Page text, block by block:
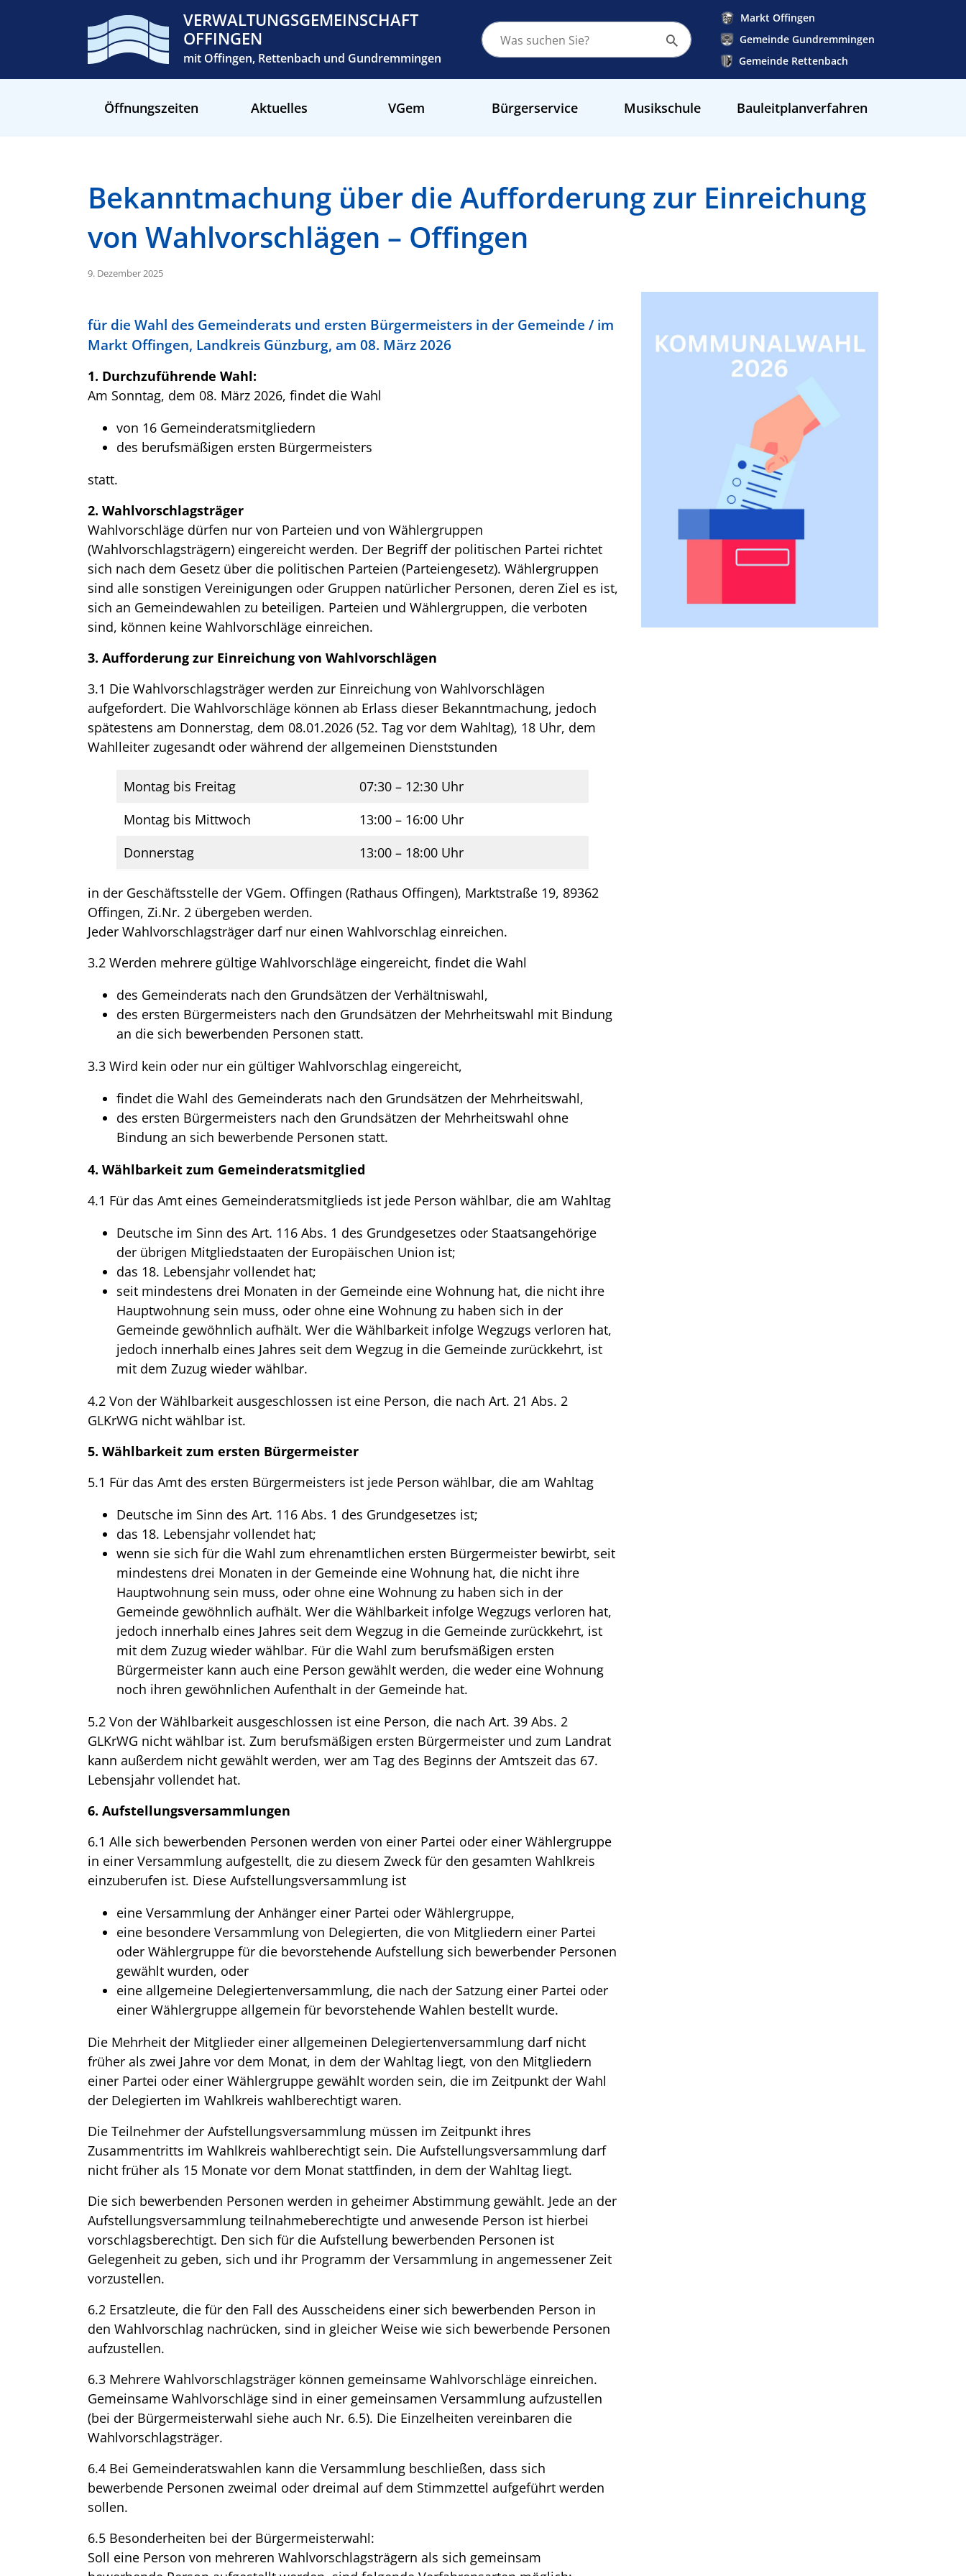
VERWALTUNGSGEMEINSCHAFT
OFFINGEN
mit Offingen, Rettenbach und Gundremmingen
Markt Offingen
Gemeinde Gundremmingen
Gemeinde Rettenbach
Öffnungszeiten Aktuelles VGem Bürgerservice Musikschule Bauleitplanverfahren
Bekanntmachung über die Aufforderung zur Einreichung
von Wahlvorschlägen – Offingen
9. Dezember 2025
für die Wahl des Gemeinderats und ersten Bürgermeisters in der Gemeinde / im
Markt Offingen, Landkreis Günzburg, am 08. März 2026
1. Durchzuführende Wahl:
Am Sonntag, dem 08. März 2026, findet die Wahl
von 16 Gemeinderatsmitgliedern
des berufsmäßigen ersten Bürgermeisters
statt.
2. Wahlvorschlagsträger
Wahlvorschläge dürfen nur von Parteien und von Wählergruppen
(Wahlvorschlagsträgern) eingereicht werden. Der Begriff der politischen Partei richtet
sich nach dem Gesetz über die politischen Parteien (Parteiengesetz). Wählergruppen
sind alle sonstigen Vereinigungen oder Gruppen natürlicher Personen, deren Ziel es ist,
sich an Gemeindewahlen zu beteiligen. Parteien und Wählergruppen, die verboten
sind, können keine Wahlvorschläge einreichen.
3. Aufforderung zur Einreichung von Wahlvorschlägen
3.1 Die Wahlvorschlagsträger werden zur Einreichung von Wahlvorschlägen
aufgefordert. Die Wahlvorschläge können ab Erlass dieser Bekanntmachung, jedoch
spätestens am Donnerstag, dem 08.01.2026 (52. Tag vor dem Wahltag), 18 Uhr, dem
Wahlleiter zugesandt oder während der allgemeinen Dienststunden
Montag bis Freitag
07:30 – 12:30 Uhr
Montag bis Mittwoch
13:00 – 16:00 Uhr
Donnerstag
13:00 – 18:00 Uhr
in der Geschäftsstelle der VGem. Offingen (Rathaus Offingen), Marktstraße 19, 89362
Offingen, Zi.Nr. 2 übergeben werden.
Jeder Wahlvorschlagsträger darf nur einen Wahlvorschlag einreichen.
3.2 Werden mehrere gültige Wahlvorschläge eingereicht, findet die Wahl
des Gemeinderats nach den Grundsätzen der Verhältniswahl,
des ersten Bürgermeisters nach den Grundsätzen der Mehrheitswahl mit Bindung
an die sich bewerbenden Personen statt.
3.3 Wird kein oder nur ein gültiger Wahlvorschlag eingereicht,
findet die Wahl des Gemeinderats nach den Grundsätzen der Mehrheitswahl,
des ersten Bürgermeisters nach den Grundsätzen der Mehrheitswahl ohne
Bindung an sich bewerbende Personen statt.
4. Wählbarkeit zum Gemeinderatsmitglied
4.1 Für das Amt eines Gemeinderatsmitglieds ist jede Person wählbar, die am Wahltag
Deutsche im Sinn des Art. 116 Abs. 1 des Grundgesetzes oder Staatsangehörige
der übrigen Mitgliedstaaten der Europäischen Union ist;
das 18. Lebensjahr vollendet hat;
seit mindestens drei Monaten in der Gemeinde eine Wohnung hat, die nicht ihre
Hauptwohnung sein muss, oder ohne eine Wohnung zu haben sich in der
Gemeinde gewöhnlich aufhält. Wer die Wählbarkeit infolge Wegzugs verloren hat,
jedoch innerhalb eines Jahres seit dem Wegzug in die Gemeinde zurückkehrt, ist
mit dem Zuzug wieder wählbar.
4.2 Von der Wählbarkeit ausgeschlossen ist eine Person, die nach Art. 21 Abs. 2
GLKrWG nicht wählbar ist.
5. Wählbarkeit zum ersten Bürgermeister
5.1 Für das Amt des ersten Bürgermeisters ist jede Person wählbar, die am Wahltag
Deutsche im Sinn des Art. 116 Abs. 1 des Grundgesetzes ist;
das 18. Lebensjahr vollendet hat;
wenn sie sich für die Wahl zum ehrenamtlichen ersten Bürgermeister bewirbt, seit
mindestens drei Monaten in der Gemeinde eine Wohnung hat, die nicht ihre
Hauptwohnung sein muss, oder ohne eine Wohnung zu haben sich in der
Gemeinde gewöhnlich aufhält. Wer die Wählbarkeit infolge Wegzugs verloren hat,
jedoch innerhalb eines Jahres seit dem Wegzug in die Gemeinde zurückkehrt, ist
mit dem Zuzug wieder wählbar. Für die Wahl zum berufsmäßigen ersten
Bürgermeister kann auch eine Person gewählt werden, die weder eine Wohnung
noch ihren gewöhnlichen Aufenthalt in der Gemeinde hat.
5.2 Von der Wählbarkeit ausgeschlossen ist eine Person, die nach Art. 39 Abs. 2
GLKrWG nicht wählbar ist. Zum berufsmäßigen ersten Bürgermeister und zum Landrat
kann außerdem nicht gewählt werden, wer am Tag des Beginns der Amtszeit das 67.
Lebensjahr vollendet hat.
6. Aufstellungsversammlungen
6.1 Alle sich bewerbenden Personen werden von einer Partei oder einer Wählergruppe
in einer Versammlung aufgestellt, die zu diesem Zweck für den gesamten Wahlkreis
einzuberufen ist. Diese Aufstellungsversammlung ist
eine Versammlung der Anhänger einer Partei oder Wählergruppe,
eine besondere Versammlung von Delegierten, die von Mitgliedern einer Partei
oder Wählergruppe für die bevorstehende Aufstellung sich bewerbender Personen
gewählt wurden, oder
eine allgemeine Delegiertenversammlung, die nach der Satzung einer Partei oder
einer Wählergruppe allgemein für bevorstehende Wahlen bestellt wurde.
Die Mehrheit der Mitglieder einer allgemeinen Delegiertenversammlung darf nicht
früher als zwei Jahre vor dem Monat, in dem der Wahltag liegt, von den Mitgliedern
einer Partei oder einer Wählergruppe gewählt worden sein, die im Zeitpunkt der Wahl
der Delegierten im Wahlkreis wahlberechtigt waren.
Die Teilnehmer der Aufstellungsversammlung müssen im Zeitpunkt ihres
Zusammentritts im Wahlkreis wahlberechtigt sein. Die Aufstellungsversammlung darf
nicht früher als 15 Monate vor dem Monat stattfinden, in dem der Wahltag liegt.
Die sich bewerbenden Personen werden in geheimer Abstimmung gewählt. Jede an der
Aufstellungsversammlung teilnahmeberechtigte und anwesende Person ist hierbei
vorschlagsberechtigt. Den sich für die Aufstellung bewerbenden Personen ist
Gelegenheit zu geben, sich und ihr Programm der Versammlung in angemessener Zeit
vorzustellen.
6.2 Ersatzleute, die für den Fall des Ausscheidens einer sich bewerbenden Person in
den Wahlvorschlag nachrücken, sind in gleicher Weise wie sich bewerbende Personen
aufzustellen.
6.3 Mehrere Wahlvorschlagsträger können gemeinsame Wahlvorschläge einreichen.
Gemeinsame Wahlvorschläge sind in einer gemeinsamen Versammlung aufzustellen
(bei der Bürgermeisterwahl siehe auch Nr. 6.5). Die Einzelheiten vereinbaren die
Wahlvorschlagsträger.
6.4 Bei Gemeinderatswahlen kann die Versammlung beschließen, dass sich
bewerbende Personen zweimal oder dreimal auf dem Stimmzettel aufgeführt werden
sollen.
6.5 Besonderheiten bei der Bürgermeisterwahl:
Soll eine Person von mehreren Wahlvorschlagsträgern als sich gemeinsam